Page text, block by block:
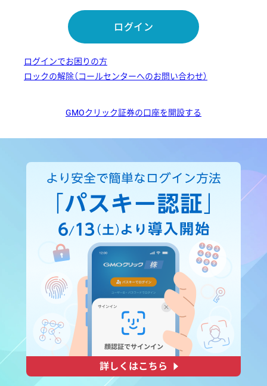
ログイン
ログインでお困りの方
ロックの解除（コールセンターへのお問い合わせ）
GMOクリック証券の口座を開設する